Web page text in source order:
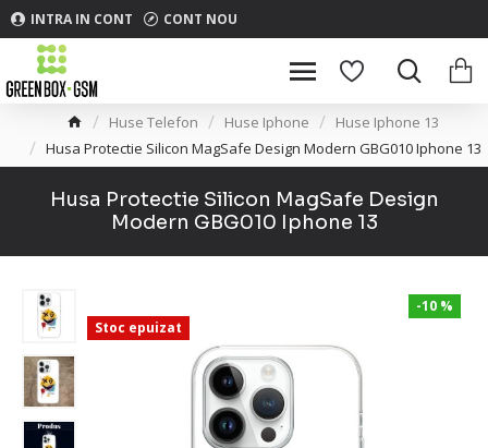
INTRA IN CONT CONT NOU
Huse Telefon Huse Iphone
Huse Iphone 13
Husa Protectie Silicon MagSafe Design Modern GBG010 Iphone 13
Husa Protectie Silicon MagSafe Design
Modern GBG010 Iphone 13
-10 %
Stoc epuizat